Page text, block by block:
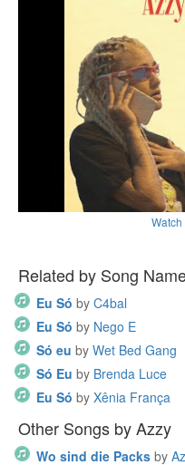
Related by Song
Eu Só by C4bal
Eu Só by Nego E
Só eu by Wet Bed Gang
Só Eu by Brenda Luce
Eu Só by Xênia França
Other Songs by Azzy
Wo sind die Packs by